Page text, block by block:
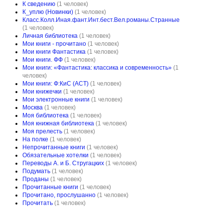
К сведению (1 человек)
К_уплю (Новинки) (1 человек)
Класс.Колл.Иная.фант.Инт.бест.Вел.романы.Странные
(1 человек)
Личная библиотека (1 человек)
Мои книги - прочитано (1 человек)
Мои книги Фантастика (1 человек)
Мои книги. ФФ (1 человек)
Мои книги: «Фантастика: классика и современность» (1
человек)
Мои книги: Ф:КиС (АСТ) (1 человек)
Мои книжечки (1 человек)
Мои электронные книги (1 человек)
Москва (1 человек)
Моя библиотека (1 человек)
Моя книжная библиотека (1 человек)
Моя прелесть (1 человек)
На полке (1 человек)
Непрочитанные книги (1 человек)
Обязательные хотелки (1 человек)
Переводы А. и Б. Стругацких (1 человек)
Подумать (1 человек)
Проданы (1 человек)
Прочитанные книги (1 человек)
Прочитано, прослушанно (1 человек)
Прочитать (1 человек)